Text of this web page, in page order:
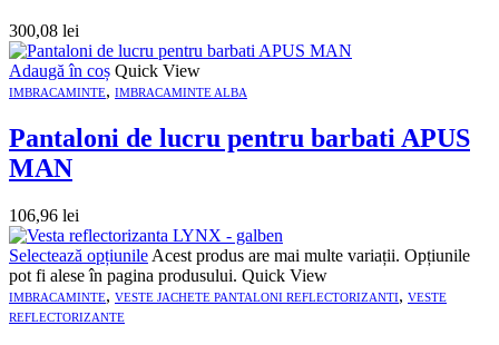
300,08 lei
Adaugă în coș Quick View
IMBRACAMINTE, IMBRACAMINTE ALBA
Pantaloni de lucru pentru barbati APUS
MAN
106,96 lei
Selectează opțiunile Acest produs are mai multe variații. Opțiunile
pot fi alese în pagina produsului. Quick View
IMBRACAMINTE, VESTE JACHETE PANTALONI REFLECTORIZANTI, VESTE
REFLECTORIZANTE